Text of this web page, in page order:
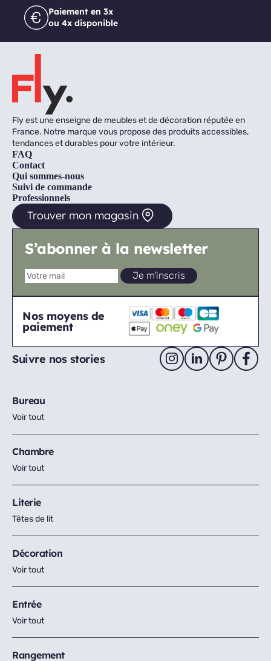
Paiement en 3x
ou 4x disponible
Fly est une enseigne de meubles et de décoration réputée en
France. Notre marque vous propose des produits accessibles,
tendances et durables pour votre intérieur.
FAQ
Contact
Qui sommes-nous
Suivi de commande
Professionnels
Trouver mon magasin
S’abonner à la newsletter
Nos moyens de
paiement
Suivre nos stories
Bureau
Voir tout
Chambre
Voir tout
Literie
Têtes de lit
Décoration
Voir tout
Entrée
Voir tout
Rangement